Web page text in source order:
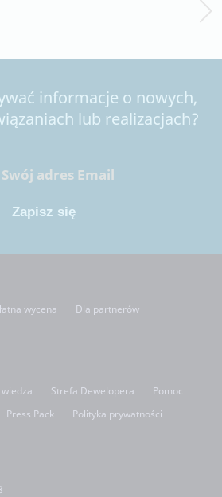
informacje o nowych,
lub realizacjach?
wycena
Dla partnerów
Strefa Dewelopera
Pomoc
Press Pack Polityka prywatności